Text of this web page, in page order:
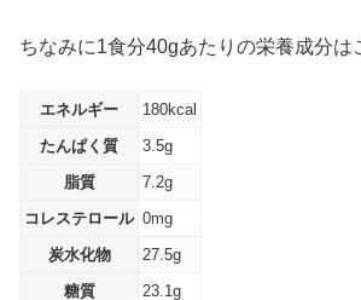
ちなみに1食分40gあたりの栄養成分は
エネルギー
180kcal
たんぱく質
3.5g
脂質
7.2g
コレステロール 0mg
炭水化物
27.5g
糖質
23.1g